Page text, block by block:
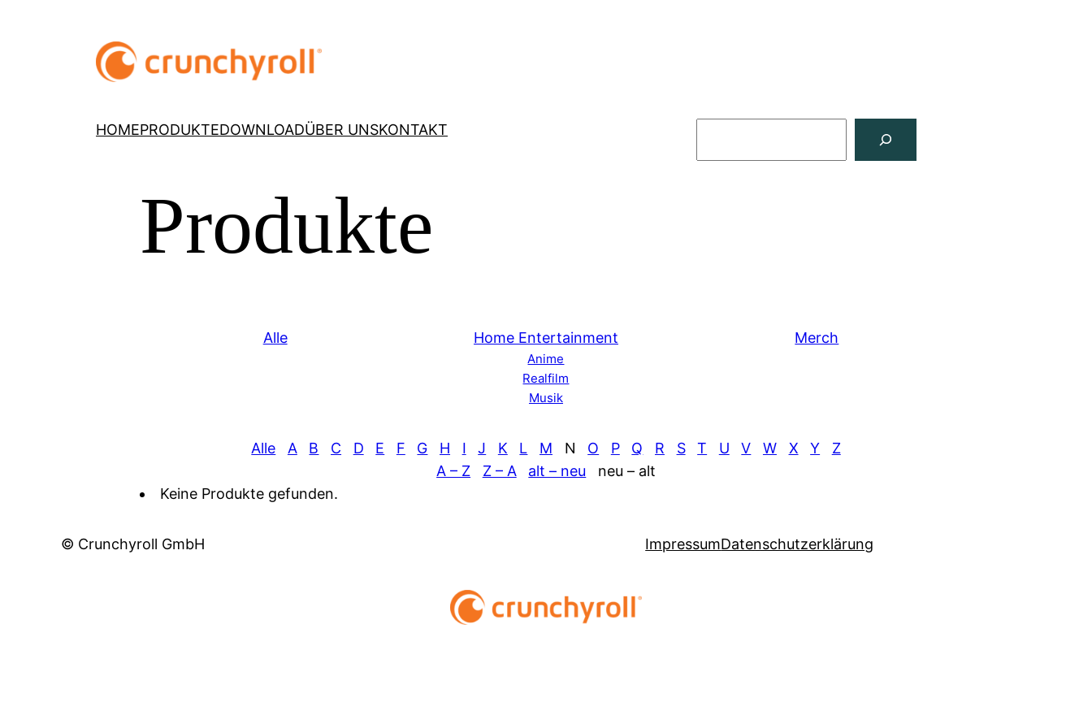
HOMEPRODUKTEDOWNLOADÜBER UNSKONTAKT
Produkte
Alle Home Entertainment
Anime
Realfilm
Musik
Merch
Alle A B C D E F G H I J K L M N O P Q R S T U V W X Y
Z
A – Z
Z – A alt – neu
neu – alt
Keine Produkte gefunden.
© Crunchyroll GmbH ImpressumDatenschutzerklärung